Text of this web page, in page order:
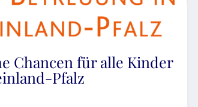
Chancen für alle Kinder
Pfalz